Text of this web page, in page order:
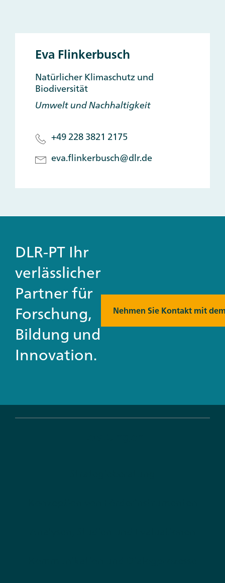
Eva Flinkerbusch
Natürlicher Klimaschutz und
Biodiversität
Umwelt und Nachhaltigkeit
+49 228 3821 2175
eva.flinkerbusch@dlr.de
DLR-PT Ihr
verlässlicher
Partner für
Forschung,
Bildung und
Innovation.
Nehmen Sie Kontakt mit